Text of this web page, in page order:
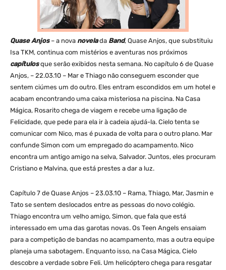
Quase Anjos– a nova novelada Band, Quase Anjos, que substituiu
Isa TKM, continua com mistérios e aventuras nos próximos
capítulosque serão exibidos nesta semana. No capítulo 6 de Quase
Anjos, – 22.03.10 – Mar e Thiago não conseguem esconder que
sentem ciúmes um do outro. Eles entram escondidos em um hotel e
acabam encontrando uma caixa misteriosa na piscina. Na Casa
Mágica, Rosarito chega de viagem e recebe uma ligação de
Felicidade, que pede para ela ir à cadeia ajudá-la. Cielo tenta se
comunicar com Nico, mas é puxada de volta para o outro plano. Mar
confunde Simon com um empregado do acampamento. Nico
encontra um antigo amigo na selva, Salvador. Juntos, eles procuram
Cristiano e Malvina, que está prestes a dar a luz.
Capítulo 7 de Quase Anjos – 23.03.10 – Rama, Thiago, Mar, Jasmin e
Tato se sentem deslocados entre as pessoas do novo colégio.
Thiago encontra um velho amigo, Simon, que fala que está
interessado em uma das garotas novas. Os Teen Angels ensaiam
para a competição de bandas no acampamento, mas a outra equipe
planeja uma sabotagem. Enquanto isso, na Casa Mágica, Cielo
descobre a verdade sobre Feli. Um helicóptero chega para resgatar